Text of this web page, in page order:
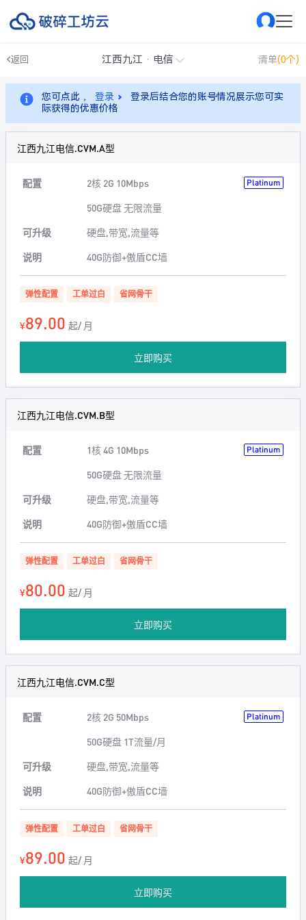
返回 江西九江 · 电信 清单(0个)
您可点此 ， 登录
登录后结合您的账号情况展示您可实
际获得的优惠价格
江西九江电信.CVM.A型
配置 2核 2G 10Mbps Platinum
50G硬盘 无限流量
可升级
硬盘,带宽,流量等
说明
40G防御+傲盾CC墙
弹性配置 工单过白 省网骨干
¥89.00 起/ 月
立即购买
江西九江电信.CVM.B型
配置 1核 4G 10Mbps Platinum
50G硬盘 无限流量
可升级
硬盘,带宽,流量等
说明
40G防御+傲盾CC墙
弹性配置 工单过白 省网骨干
¥80.00 起/ 月
立即购买
江西九江电信.CVM.C型
配置 2核 2G 50Mbps Platinum
50G硬盘 1T流量/月
可升级
硬盘,带宽,流量等
说明
40G防御+傲盾CC墙
弹性配置 工单过白 省网骨干
¥89.00 起/ 月
立即购买